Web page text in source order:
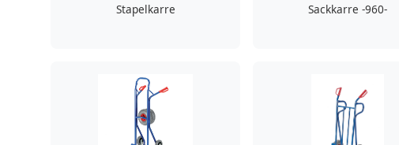
Stapelkarre Sackkarre -960-